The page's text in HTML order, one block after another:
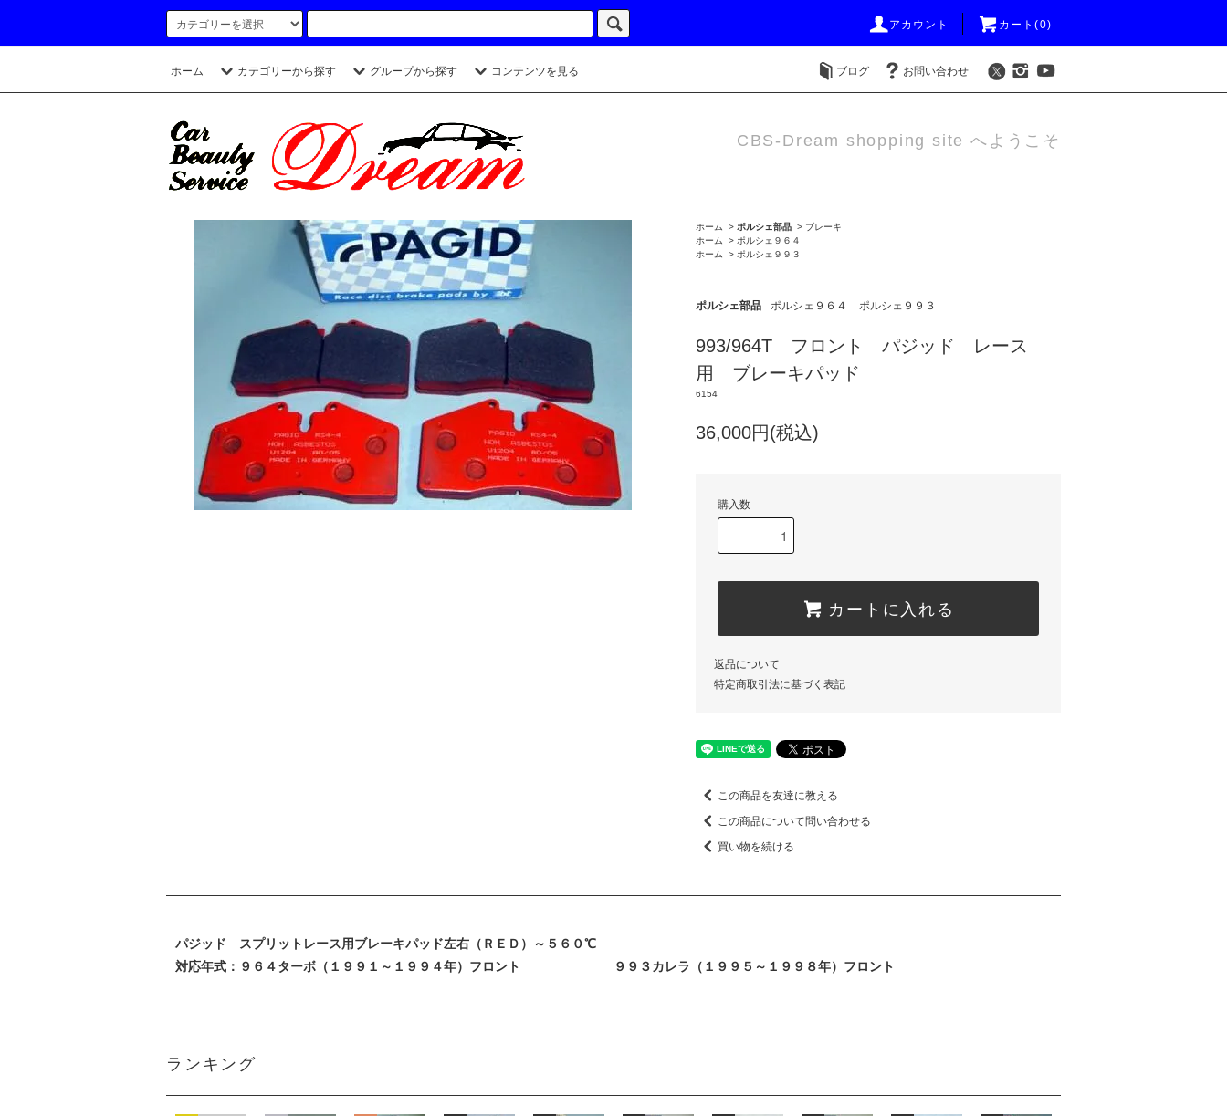
アカウント カート(0)
ホーム カテゴリーから探す グループから探す コンテンツを見る ブログ お問い合わせ
CBS-Dream shopping site へようこそ
ホーム > ポルシェ部品 > ブレーキ
ホーム
> ポルシェ９６４
ホーム
> ポルシェ９９３
ポルシェ部品 ポルシェ９６４ ポルシェ９９３
993/964T フロント パジッド レース
用 ブレーキパッド
6154
36,000円(税込)
購入数
カートに入れる
返品について
特定商取引法に基づく表記
この商品を友達に教える
この商品について問い合わせる
買い物を続ける
パジッド スプリットレース用ブレーキパッド左右（ＲＥＤ）～５６０℃
対応年式：９６４ターボ（１９９１～１９９４年）フロント ９９３カレラ（１９９５～１９９８年）フロント
ランキング